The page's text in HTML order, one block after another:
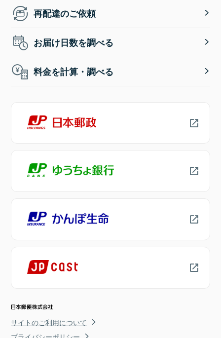
再配達のご依頼
お届け日数を調べる
料金を計算・調べる
サイトのご利用について